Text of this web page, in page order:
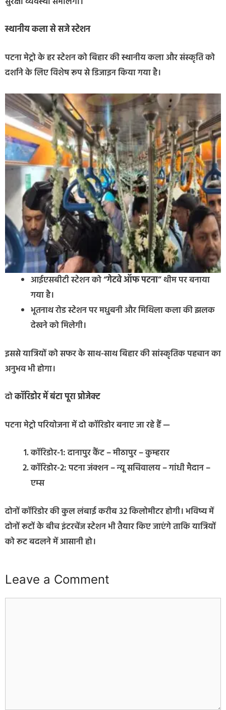
स्थानीय कला से सजे स्टेशन
पटना मेट्रो के हर स्टेशन को बिहार की स्थानीय कला और संस्कृति को
दर्शाने के लिए विशेष रूप से डिजाइन किया गया है।
आईएसबीटी स्टेशन को “गेटवे ऑफ पटना” थीम पर बनाया
गया है।
भूतनाथ रोड स्टेशन पर मधुबनी और मिथिला कला की झलक
देखने को मिलेगी।
इससे यात्रियों को सफर के साथ-साथ बिहार की सांस्कृतिक पहचान का
अनुभव भी होगा।
दोकॉरिडोर में बंटा पूरा प्रोजेक्ट
पटना मेट्रो परियोजना में दो कॉरिडोर बनाए जा रहे हैं —
कॉरिडोर-1: दानापुर कैंट – मीठापुर – कुम्हरार
कॉरिडोर-2: पटना जंक्शन – न्यू सचिवालय – गांधी मैदान –
एम्स
दोनों कॉरिडोर की कुल लंबाई करीब 32 किलोमीटर होगी। भविष्य में
दोनों रूटों के बीच इंटरचेंज स्टेशन भी तैयार किए जाएंगे ताकि यात्रियों
को रूट बदलने में आसानी हो।
Leave a Comment